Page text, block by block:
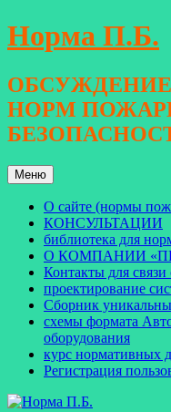
Перейти
к
Норма П.Б.
ОБСУЖДЕНИЕ
НОРМ
Меню
О сайте (нормы
КОНСУЛЬТАЦИИ
библиотека для
О КОМПАНИИ
Контакты для
проектирование
Сборник
схемы формата
оборудования
курс нормативных
Регистрация